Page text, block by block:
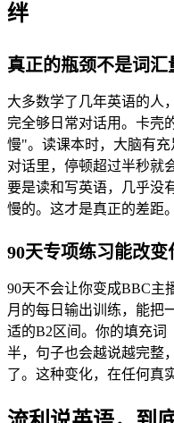
绊
真正的瓶颈不是词汇
大多数学了几年英语的人
完全够日常对话用。卡壳
慢"。读课本时，大脑有
对话里，停顿超过半秒就
要是读和写英语，几乎没
慢的。这才是真正的差距。
90天专项练习能改变
90天不会让你变成BBC主
月的每日输出训练，能把
适的B2区间。你的填充
半，句子也会越说越完整
了。这种变化，在任何真